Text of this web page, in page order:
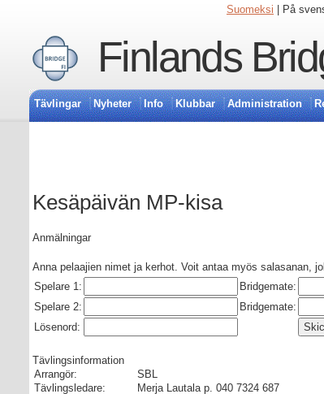
Suomeksi | På
Finlands
Tävlingar Nyheter Info Klubbar Administration
Kesäpäivän MP-kisa
Anmälningar
Anna pelaajien nimet ja kerhot. Voit antaa myös salasanan,
Spelare 1:
Bridgemate:
Spelare 2:
Bridgemate:
Lösenord:
Tävlingsinformation
Arrangör:
SBL
Tävlingsledare:
Merja Lautala p. 040 7324 687